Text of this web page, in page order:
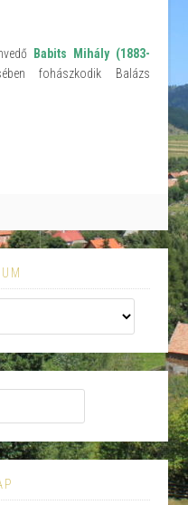
Babits Mihály (1883-
fohászkodik Balázs